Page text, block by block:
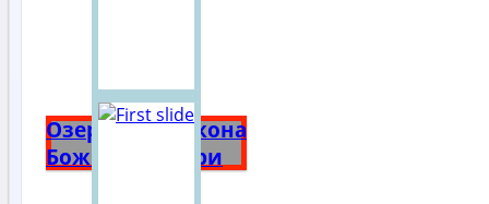
Озерянская икона
Божией Матери